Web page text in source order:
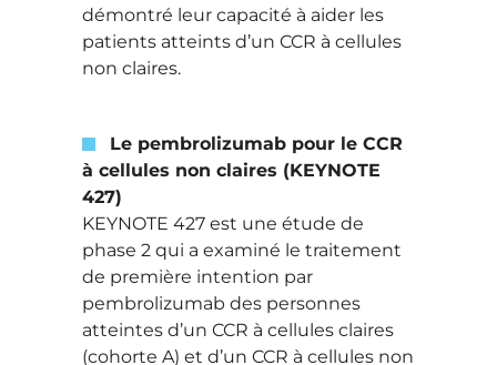
démontré leur capacité à aider les
patients atteints d’un CCR à cellules
non claires.
Le pembrolizumab pour le CCR
à cellules non claires (KEYNOTE
427)
KEYNOTE 427 est une étude de
phase 2 qui a examiné le traitement
de première intention par
pembrolizumab des personnes
atteintes d’un CCR à cellules claires
(cohorte A) et d’un CCR à cellules non